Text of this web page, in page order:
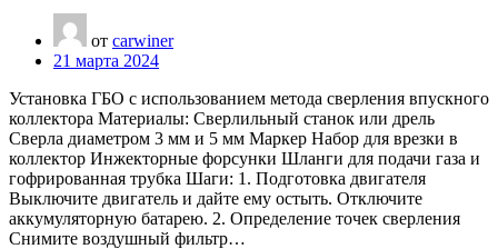
от carwiner
21 марта 2024
Установка ГБО с использованием метода сверления впускного
коллектора Материалы: Сверлильный станок или дрель
Сверла диаметром 3 мм и 5 мм Маркер Набор для врезки в
коллектор Инжекторные форсунки Шланги для подачи газа и
гофрированная трубка Шаги: 1. Подготовка двигателя
Выключите двигатель и дайте ему остыть. Отключите
аккумуляторную батарею. 2. Определение точек сверления
Снимите воздушный фильтр…